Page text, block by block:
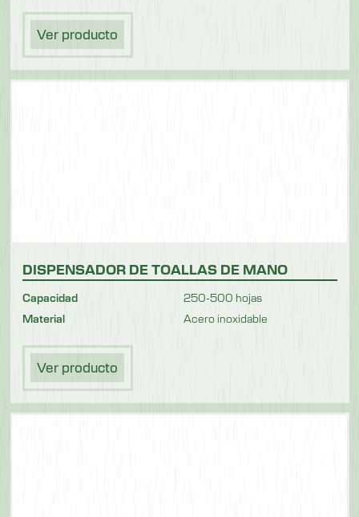
Ver producto
DISPENSADOR DE TOALLAS DE MANO
Capacidad
250-500 hojas
Material
Acero inoxidable
Ver producto